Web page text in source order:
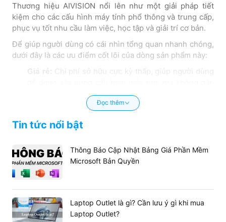
Thương hiệu AIVISION nổi lên như một giải pháp tiết
kiệm cho các cấu hình máy tính phổ thông và trung cấp,
phục vụ tốt nhu cầu làm việc, học tập và giải trí cơ bản.
Để giúp người dùng có cái nhìn tổng quan nhanh chóng,
dưới đây là các ưu điểm cốt lõi của dòng sản phẩm này:
Giá rẻ: Chi phí sở hữu cực kỳ thấp, giúp người dùng
áp lực lớn về tài chính.
Toàn bộ sản phẩm đều là hàng đập hộp
nguyên seal, loại bỏ hoàn toàn các rủi ro hỏng hóc
tiềm ẩn từ hàng cũ.
lâu dài, đem lại sự an tâm tuyệt đối trong suốt quá
trình vận hành hệ thống.
Đọc thêm
Tin tức nổi bật
Thông Báo Cập Nhật Bảng Giá Phần Mềm
Microsoft Bản Quyền
Laptop Outlet là gì? Cần lưu ý gì khi mua
Laptop Outlet?